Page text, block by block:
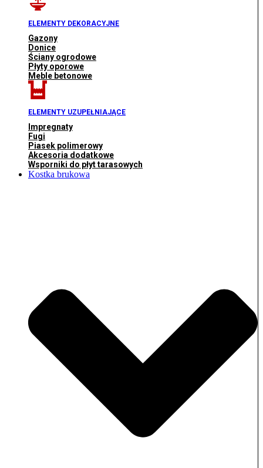
ELEMENTY DEKORACYJNE
Gazony
Donice
Ściany ogrodowe
Płyty oporowe
Meble betonowe
ELEMENTY UZUPEŁNIAJĄCE
Impregnaty
Fugi
Piasek polimerowy
Akcesoria dodatkowe
Wsporniki do płyt tarasowych
Kostka brukowa